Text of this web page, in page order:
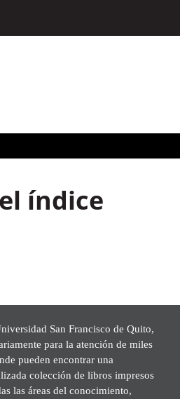
índice
San Francisco de Quito,
para la atención de miles
pueden encontrar una
colección de libros impresos
las áreas del conocimiento,